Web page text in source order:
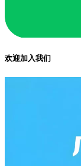
欢迎加入我们